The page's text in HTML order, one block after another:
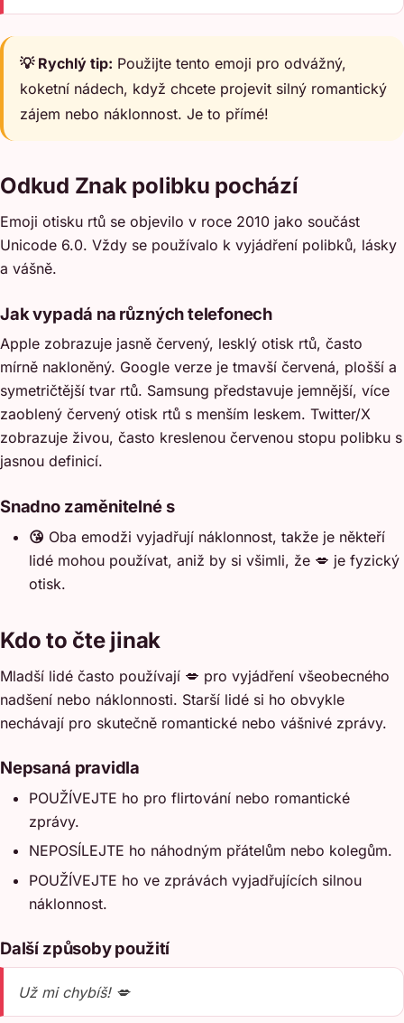
💡 Rychlý tip: Použijte tento emoji pro odvážný,
koketní nádech, když chcete projevit silný romantický
zájem nebo náklonnost. Je to přímé!
Odkud Znak polibku pochází
Emoji otisku rtů se objevilo v roce 2010 jako součást
Unicode 6.0. Vždy se používalo k vyjádření polibků, lásky
a vášně.
Jak vypadá na různých telefonech
Apple zobrazuje jasně červený, lesklý otisk rtů, často
mírně nakloněný. Google verze je tmavší červená, plošší a
symetričtější tvar rtů. Samsung představuje jemnější, více
zaoblený červený otisk rtů s menším leskem. Twitter/X
zobrazuje živou, často kreslenou červenou stopu polibku s
jasnou definicí.
Snadno zaměnitelné s
😘 Oba emodži vyjadřují náklonnost, takže je někteří
lidé mohou používat, aniž by si všimli, že 💋 je fyzický
otisk.
Kdo to čte jinak
Mladší lidé často používají 💋 pro vyjádření všeobecného
nadšení nebo náklonnosti. Starší lidé si ho obvykle
nechávají pro skutečně romantické nebo vášnivé zprávy.
Nepsaná pravidla
POUŽÍVEJTE ho pro flirtování nebo romantické
zprávy.
NEPOSÍLEJTE ho náhodným přátelům nebo kolegům.
POUŽÍVEJTE ho ve zprávách vyjadřujících silnou
náklonnost.
Další způsoby použití
Už mi chybíš! 💋